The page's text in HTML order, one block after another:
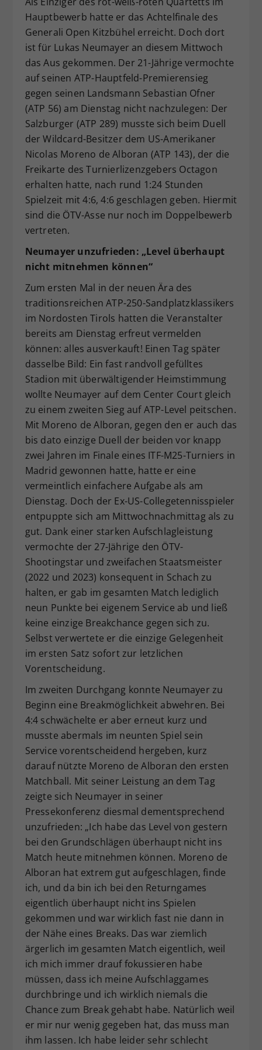
Hauptbewerb hatte er das Achtelfinale des
Generali Open Kitzbühel erreicht. Doch dort
ist für Lukas Neumayer an diesem Mittwoch
das Aus gekommen. Der 21-Jährige vermochte
auf seinen ATP-Hauptfeld-Premierensieg
gegen seinen Landsmann Sebastian Ofner
(ATP 56) am Dienstag nicht nachzulegen: Der
Salzburger (ATP 289) musste sich beim Duell
der Wildcard-Besitzer dem US-Amerikaner
Nicolas Moreno de Alboran (ATP 143), der die
Freikarte des Turnierlizenzgebers Octagon
erhalten hatte, nach rund 1:24 Stunden
Spielzeit mit 4:6, 4:6 geschlagen geben. Hiermit
sind die ÖTV-Asse nur noch im Doppelbewerb
vertreten.
Neumayer unzufrieden: „Level überhaupt
nicht mitnehmen können“
Zum ersten Mal in der neuen Ära des
traditionsreichen ATP-250-Sandplatzklassikers
im Nordosten Tirols hatten die Veranstalter
bereits am Dienstag erfreut vermelden
können: alles ausverkauft! Einen Tag später
dasselbe Bild: Ein fast randvoll gefülltes
Stadion mit überwältigender Heimstimmung
wollte Neumayer auf dem Center Court gleich
zu einem zweiten Sieg auf ATP-Level peitschen.
Mit Moreno de Alboran, gegen den er auch das
bis dato einzige Duell der beiden vor knapp
zwei Jahren im Finale eines ITF-M25-Turniers in
Madrid gewonnen hatte, hatte er eine
vermeintlich einfachere Aufgabe als am
Dienstag. Doch der Ex-US-Collegetennisspieler
entpuppte sich am Mittwochnachmittag als zu
gut. Dank einer starken Aufschlagleistung
vermochte der 27-Jährige den ÖTV-
Shootingstar und zweifachen Staatsmeister
(2022 und 2023) konsequent in Schach zu
halten, er gab im gesamten Match lediglich
neun Punkte bei eigenem Service ab und ließ
keine einzige Breakchance gegen sich zu.
Selbst verwertete er die einzige Gelegenheit
im ersten Satz sofort zur letzlichen
Vorentscheidung.
Im zweiten Durchgang konnte Neumayer zu
Beginn eine Breakmöglichkeit abwehren. Bei
4:4 schwächelte er aber erneut kurz und
musste abermals im neunten Spiel sein
Service vorentscheidend hergeben, kurz
darauf nützte Moreno de Alboran den ersten
Matchball. Mit seiner Leistung an dem Tag
zeigte sich Neumayer in seiner
Pressekonferenz diesmal dementsprechend
unzufrieden: „Ich habe das Level von gestern
bei den Grundschlägen überhaupt nicht ins
Match heute mitnehmen können. Moreno de
Alboran hat extrem gut aufgeschlagen, finde
ich, und da bin ich bei den Returngames
eigentlich überhaupt nicht ins Spielen
gekommen und war wirklich fast nie dann in
der Nähe eines Breaks. Das war ziemlich
ärgerlich im gesamten Match eigentlich, weil
ich mich immer drauf fokussieren habe
müssen, dass ich meine Aufschlaggames
durchbringe und ich wirklich niemals die
Chance zum Break gehabt habe. Natürlich weil
er mir nur wenig gegeben hat, das muss man
ihm lassen. Ich habe leider sehr schlecht
Zweck
Dieser Wert speichert Ihre Consent-
Einstellungen. Unter anderem eine
historische Speicherung Ihrer
vorgenommen Einstellungen, falls der
Webseiten-Betreiber dies eingestellt
hat.